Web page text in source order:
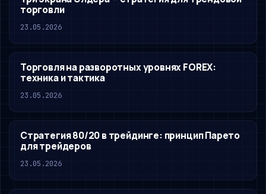
торговли
23.05.2026
Торговля на разворотных уровнях FOREX:
техника и тактика
23.05.2026
Стратегия 80/20 в трейдинге: принцип Парето
для трейдеров
23.05.2026